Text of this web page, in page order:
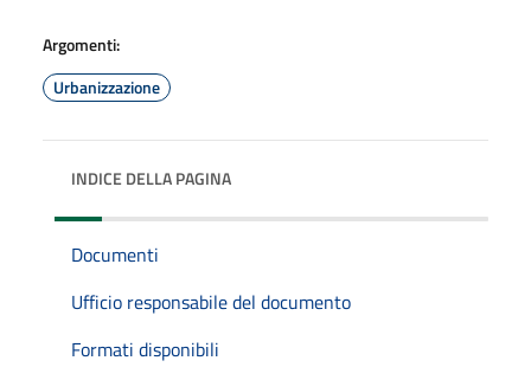
Argomenti:
Urbanizzazione
INDICE DELLA PAGINA
Documenti
Ufficio responsabile del documento
Formati disponibili